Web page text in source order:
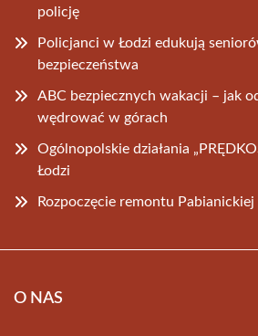
policję
Policjanci w Łodzi edukują
bezpieczeństwa
ABC bezpiecznych wakacji – jak
wędrować w górach
Ogólnopolskie działania
Łodzi
Rozpoczęcie remontu Pabianickiej
O NAS